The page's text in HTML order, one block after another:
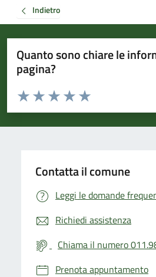
Indietro
Quanto sono chiare le
pagina?
Valuta da 1 a 5 stelle la pagina
Valuta 5 stelle su 5
Valuta 4 stelle su 5
Valuta 3 stelle su 5
Valuta 2 stelle su 5
Valuta 1 stelle su 5
Contatta il comune
Leggi le domande
Richiedi assistenza
Chiama il numero
Prenota appuntamento